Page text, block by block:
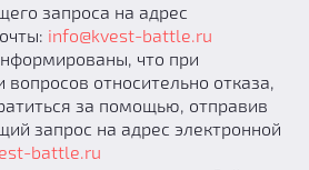
запроса на адрес
info@kvest-battle.ru
что при
вопросов относительно отказа,
за помощью, отправив
запрос на адрес электронной
battle.ru